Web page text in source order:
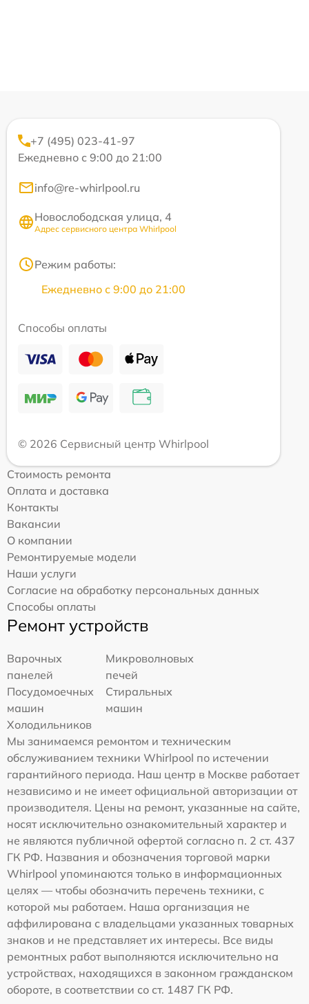
+7 (495) 023-41-97
Ежедневно с 9:00 до 21:00
info@re-whirlpool.ru
Новослободская улица, 4
Адрес сервисного центра Whirlpool
Режим работы:
Ежедневно с 9:00 до 21:00
Способы оплаты
© 2026 Сервисный центр Whirlpool
Стоимость ремонта
Оплата и доставка
Контакты
Вакансии
О компании
Ремонтируемые модели
Наши услуги
Согласие на обработку персональных данных
Способы оплаты
Ремонт устройств
Варочных
панелей
Микроволновых
печей
Посудомоечных
машин
Стиральных
машин
Холодильников
Мы занимаемся ремонтом и техническим
обслуживанием техники Whirlpool по истечении
гарантийного периода. Наш центр в Москве работает
независимо и не имеет официальной авторизации от
производителя. Цены на ремонт, указанные на сайте,
носят исключительно ознакомительный характер и
не являются публичной офертой согласно п. 2 ст. 437
ГК РФ. Названия и обозначения торговой марки
Whirlpool упоминаются только в информационных
целях — чтобы обозначить перечень техники, с
которой мы работаем. Наша организация не
аффилирована с владельцами указанных товарных
знаков и не представляет их интересы. Все виды
ремонтных работ выполняются исключительно на
устройствах, находящихся в законном гражданском
обороте, в соответствии со ст. 1487 ГК РФ.